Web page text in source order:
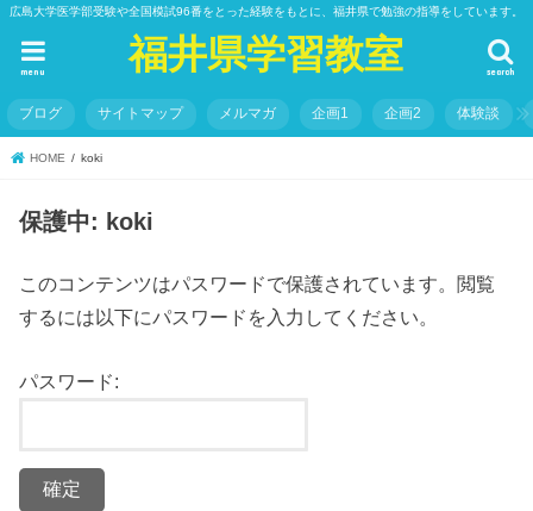
広島大学医学部受験や全国模試96番をとった経験をもとに、福井県で勉強の指導をしています。
福井県学習教室 search
menu
ブログ サイトマップ メルマガ 企画1 企画2 体験談
HOME koki
保護中: koki
このコンテンツはパスワードで保護されています。閲覧
するには以下にパスワードを入力してください。
パスワード: